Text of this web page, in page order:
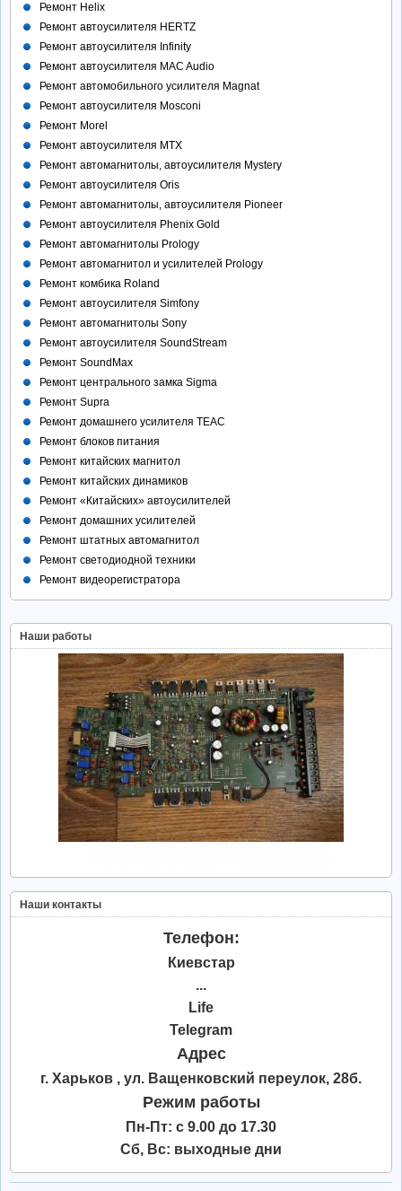
Ремонт Helix
Ремонт автоусилителя HERTZ
Ремонт автоусилителя Infinity
Ремонт автоусилителя MAC Audio
Ремонт автомобильного усилителя Magnat
Ремонт автоусилителя Mosconi
Ремонт Morel
Ремонт автоусилителя MTX
Ремонт автомагнитолы, автоусилителя Mystery
Ремонт автоусилителя Oris
Ремонт автомагнитолы, автоусилителя Pioneer
Ремонт автоусилителя Phenix Gold
Ремонт автомагнитолы Prology
Ремонт автомагнитол и усилителей Prology
Ремонт комбика Roland
Ремонт автоусилителя Simfony
Ремонт автомагнитолы Sony
Ремонт автоусилителя SoundStream
Ремонт SoundMax
Ремонт центрального замка Sigma
Ремонт Supra
Ремонт домашнего усилителя TEAC
Ремонт блоков питания
Ремонт китайских магнитол
Ремонт китайских динамиков
Ремонт «Китайских» автоусилителей
Ремонт домашних усилителей
Ремонт штатных автомагнитол
Ремонт светодиодной техники
Ремонт видеорегистратора
Наши работы
Наши контакты
Телефон:
Киевстар
...
Life
Telegram
Адрес
г. Харьков , ул. Ващенковский переулок, 28б.
Режим работы
Пн-Пт: с 9.00 до 17.30
Сб, Вс: выходные дни